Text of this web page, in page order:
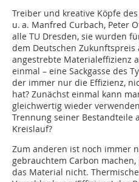
Treiber und kreative Köpfe
u. a. Manfred Curbach, Peter
alle TU Dresden, sie wurden
dem Deutschen Zukunftspreis
angestrebte Materialeffizienz
einmal – eine Sackgasse des
der immer nur die Effizienz,
hat? Zunächst einmal kann
gleichwertig wieder
Trennung seiner Bestandteile
Kreislauf?
Zum anderen ist noch immer
gebrauchtem Carbon
das Material nicht.